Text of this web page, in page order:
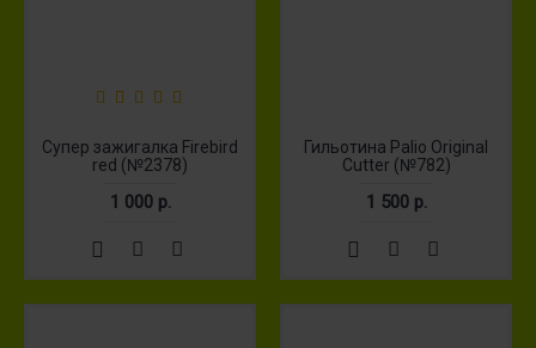
Супер зажигалка Firebird
red (№2378)
1 000 р.
Гильотина Palio Original
Cutter (№782)
1 500 р.